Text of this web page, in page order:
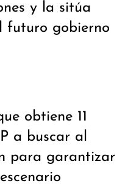
y la sitúa
futuro gobierno
obtiene 11
a buscar al
para garantizar